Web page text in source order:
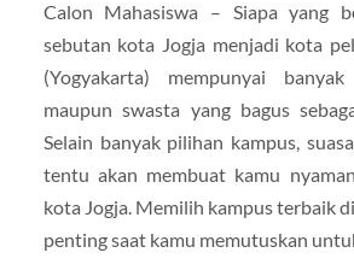
Calon Mahasiswa – Siapa yang
sebutan kota Jogja menjadi kota
(Yogyakarta) mempunyai
maupun swasta yang bagus
Selain banyak pilihan kampus,
tentu akan membuat kamu
kota Jogja. Memilih kampus terbaik
penting saat kamu memutuskan